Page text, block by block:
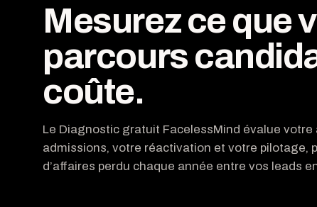
Mesurez ce que
parcours
coûte.
Le Diagnostic gratuit FacelessMind évalue votre
admissions, votre réactivation et votre pilotage,
d’affaires perdu chaque année entre vos leads